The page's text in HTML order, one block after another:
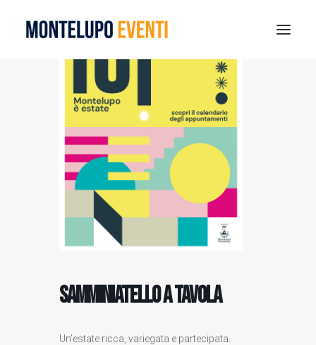
MONTELUPO SPORT DAYS 2026
ESTATE A MONTELUPO
VISIT MONTELUPO
DOVE MANGIARE
MUSEO DELLA CERAMICA
Samminiatello a tavola
Un’estate ricca, variegata e partecipata.